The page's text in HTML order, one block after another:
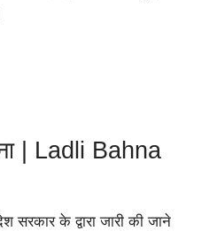
| Ladli Bahna
सरकार के द्वारा जारी की जाने